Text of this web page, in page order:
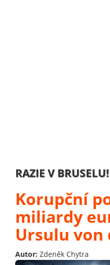
RAZIE V BRUSELU!
Korupční
miliardy
Ursulu von
Autor: Zdeněk Chytra